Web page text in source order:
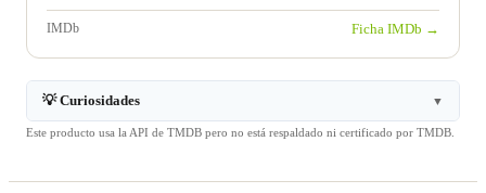
IMDb Ficha IMDb →
💡 Curiosidades ▼
Este producto usa la API de TMDB pero no está respaldado ni certificado por TMDB.